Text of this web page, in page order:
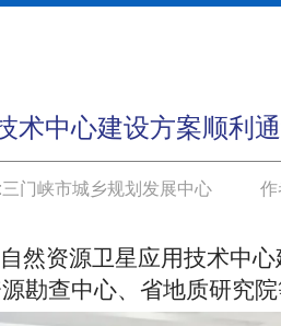
术中心建设方案顺利
三门峡市城乡规划发展中心
然资源卫星应用技术中
勘查中心、省地质研究院